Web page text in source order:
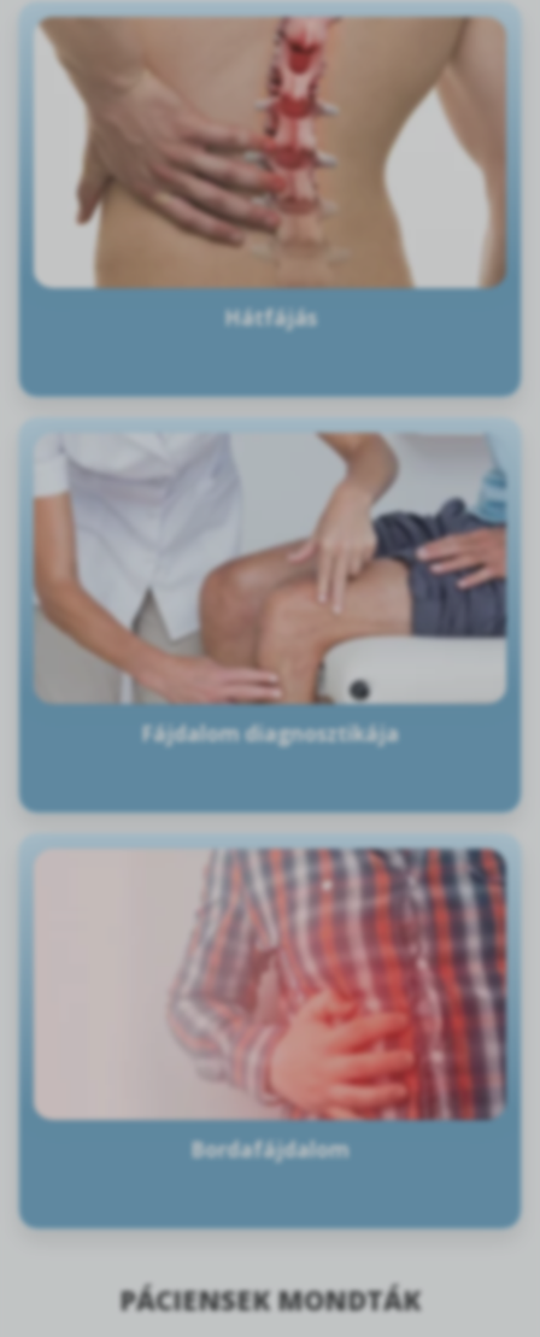
Hátfájás
Fájdalom diagnosztikája
Bordafájdalom
PÁCIENSEK MONDTÁK